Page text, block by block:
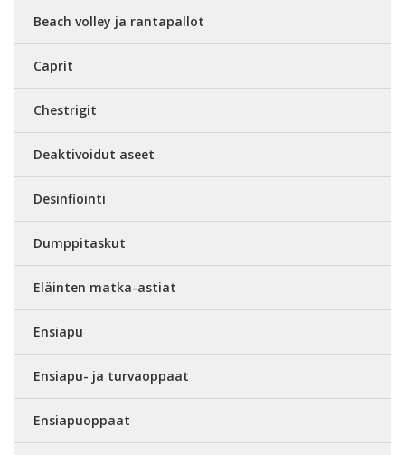
Beach volley ja rantapallot
Caprit
Chestrigit
Deaktivoidut aseet
Desinfiointi
Dumppitaskut
Eläinten matka-astiat
Ensiapu
Ensiapu- ja turvaoppaat
Ensiapuoppaat